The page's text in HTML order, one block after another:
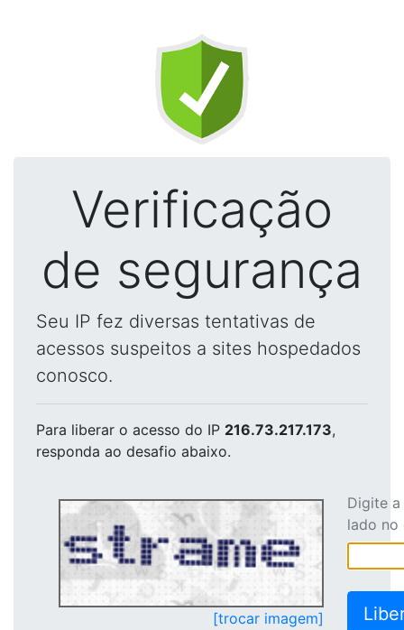
Verificação
de segurança
Seu IP fez diversas tentativas de
acessos suspeitos a sites hospedados
conosco.
Para liberar o acesso do IP 216.73.217.173,
responda ao desafio abaixo.
[trocar imagem]
Digite
lado no